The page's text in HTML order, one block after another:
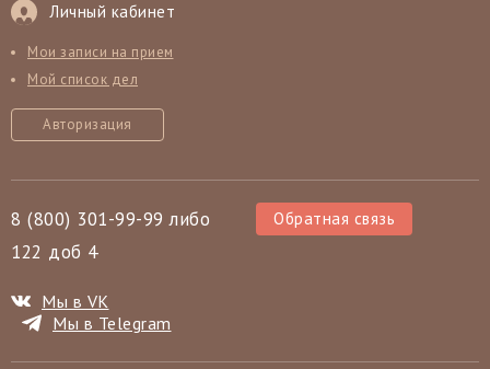
Личный кабинет
Мои записи на прием
Мой список дел
Авторизация
8 (800) 301-99-99 либо
122 доб 4
Обратная связь
Мы в VK
Мы в Telegram